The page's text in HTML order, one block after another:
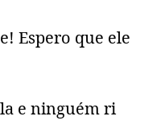
Espero que ele
e ninguém ri